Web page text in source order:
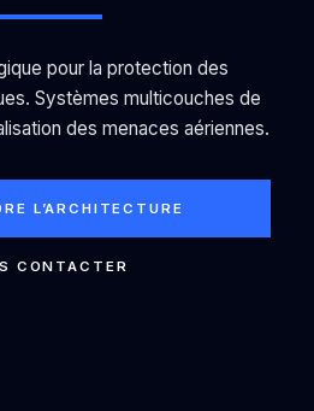
pour la protection des
Systèmes multicouches de
des menaces aériennes.
L’ARCHITECTURE
CONTACTER